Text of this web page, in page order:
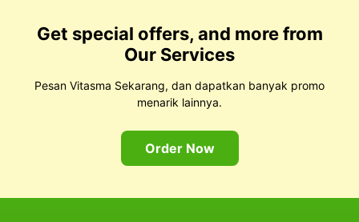
Get special offers, and more from
Our Services
Pesan Vitasma Sekarang, dan dapatkan banyak promo
menarik lainnya.
Order Now